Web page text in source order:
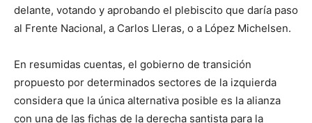
delante, votando y aprobando el plebiscito que daría paso
al Frente Nacional, a Carlos Lleras, o a López Michelsen.
En resumidas cuentas, el gobierno de transición
propuesto por determinados sectores de la izquierda
considera que la única alternativa posible es la alianza
con una de las fichas de la derecha santista para la